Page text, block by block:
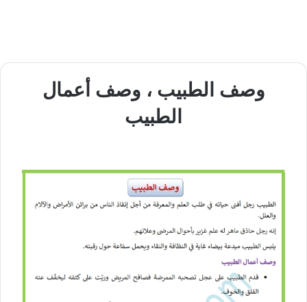
وصف الطبيب ، وصف أعمال
الطبيب